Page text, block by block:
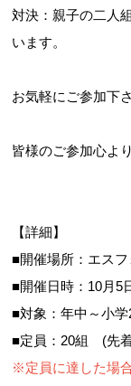
対決：親子の二人
います。
お気軽にご参加下
皆様のご参加心よ
【詳細】
■開催場所：エス
■開催日時：10月5
■対象：年中～小
■定員：20組 (先
※定員に達した場